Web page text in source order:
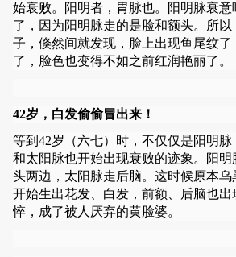
始衰败。阳明者，胃脉也。阳明脉衰意
了，因为阳明脉走的是脸和额头。所以
子，倏然间就发现，脸上出现鱼尾纹
了，脸色也变得不如之前红润艳丽了。
42岁，白发偷偷冒出来！
等到42岁（六七）时，不仅仅是阳明
和太阳脉也开始出现衰败的迹象。阳
头两边，太阳脉走后脑。这时候原本乌
开始生出花发、白发，前额、后脑也
悴，成了被人厌弃的黄脸婆。